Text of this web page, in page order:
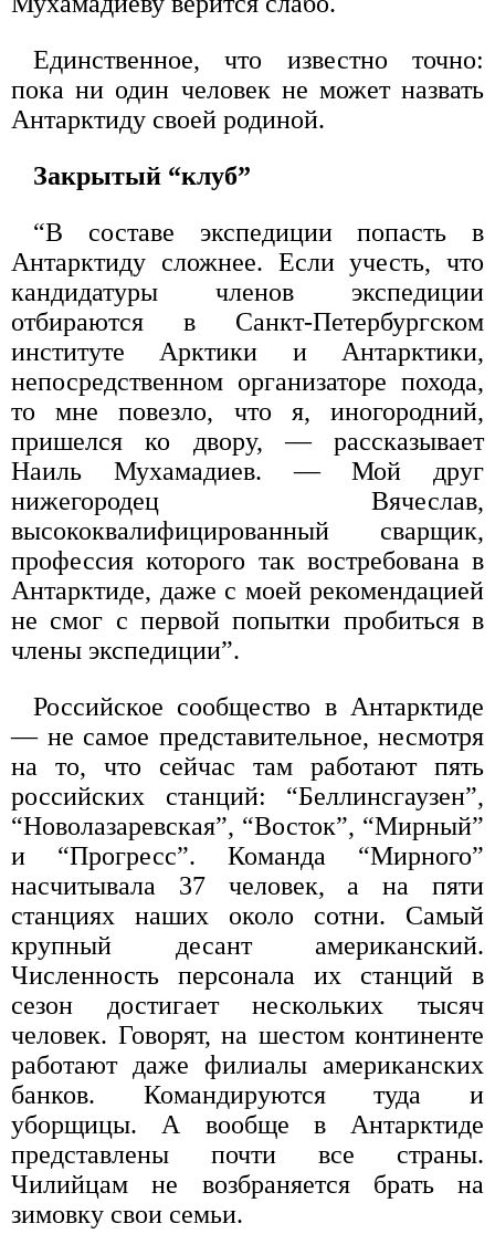
Единственное, что известно точно:
пока ни один человек не может назвать
Антарктиду своей родиной.
Закрытый “клуб”
“В составе экспедиции попасть в
Антарктиду сложнее. Если учесть, что
кандидатуры членов экспедиции
отбираются в Санкт-Петербургском
институте Арктики и Антарктики,
непосредственном организаторе похода,
то мне повезло, что я, иногородний,
пришелся ко двору, — рассказывает
Наиль Мухамадиев. — Мой друг
нижегородец Вячеслав,
высококвалифицированный сварщик,
профессия которого так востребована в
Антарктиде, даже с моей рекомендацией
не смог с первой попытки пробиться в
члены экспедиции”.
Российское сообщество в Антарктиде
— не самое представительное, несмотря
на то, что сейчас там работают пять
российских станций: “Беллинсгаузен”,
“Новолазаревская”, “Восток”, “Мирный”
и “Прогресс”. Команда “Мирного”
насчитывала 37 человек, а на пяти
станциях наших около сотни. Самый
крупный десант американский.
Численность персонала их станций в
сезон достигает нескольких тысяч
человек. Говорят, на шестом континенте
работают даже филиалы американских
банков. Командируются туда и
уборщицы. А вообще в Антарктиде
представлены почти все страны.
Чилийцам не возбраняется брать на
зимовку свои семьи.